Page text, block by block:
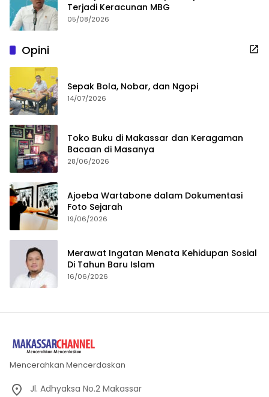
Terjadi Keracunan MBG
05/08/2026
Opini
Sepak Bola, Nobar, dan Ngopi
14/07/2026
Toko Buku di Makassar dan Keragaman
Bacaan di Masanya
28/06/2026
Ajoeba Wartabone dalam Dokumentasi
Foto Sejarah
19/06/2026
Merawat Ingatan Menata Kehidupan Sosial
Di Tahun Baru Islam
16/06/2026
Mencerahkan Mencerdaskan
Jl. Adhyaksa No.2 Makassar